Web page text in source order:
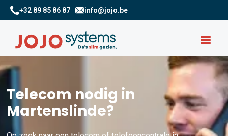
+32 89 85 86 87 info@jojo.be
Telecom nodig in
Martenslinde?